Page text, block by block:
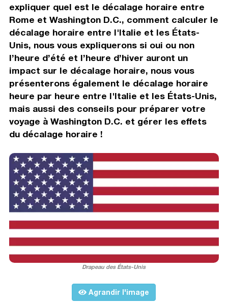
expliquer quel est le décalage horaire entre
Rome et Washington D.C., comment calculer le
décalage horaire entre l'Italie et les États-
Unis, nous vous expliquerons si oui ou non
l’heure d’été et l’heure d’hiver auront un
impact sur le décalage horaire, nous vous
présenterons également le décalage horaire
heure par heure entre l'Italie et les États-Unis,
mais aussi des conseils pour préparer votre
voyage à Washington D.C. et gérer les effets
du décalage horaire !
Drapeau des États-Unis
Agrandir l'image